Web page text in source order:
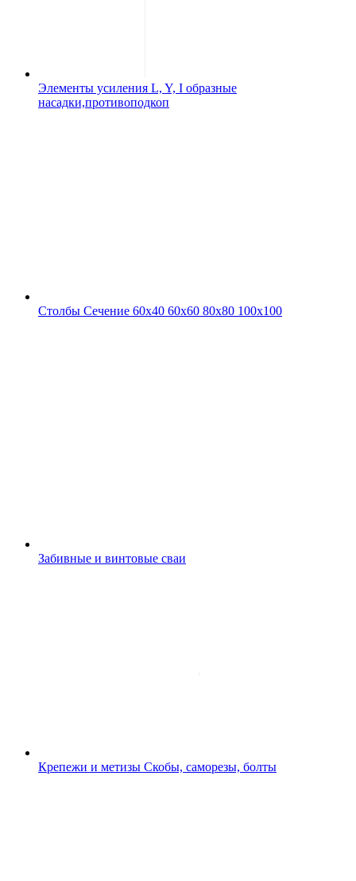
Элементы усиления L, Y, I образные
насадки,противоподкоп
Столбы Сечение 60х40 60х60 80х80 100х100
Забивные и винтовые сваи
Крепежи и метизы Скобы, саморезы, болты